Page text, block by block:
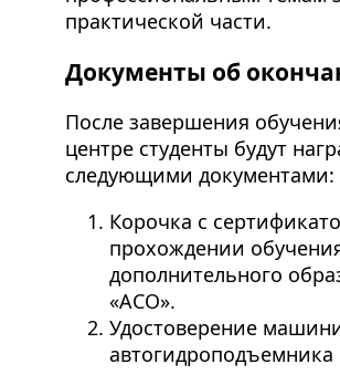
практической части.
Документы об
После завершения
центре студенты будут
следующими документами:
Корочка с
прохождении
дополнительного
«АСО».
Удостоверение
автогидроподъемника